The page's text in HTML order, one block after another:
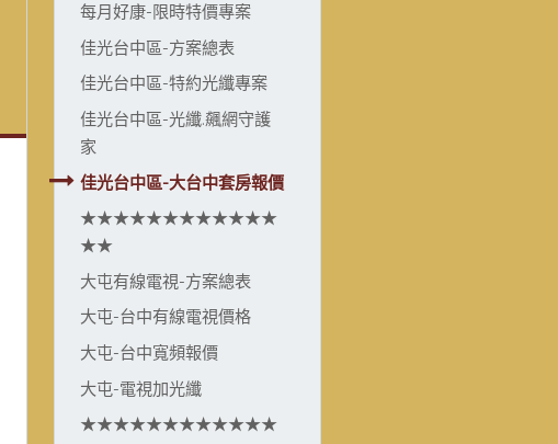
每月好康-限時特價專案
佳光台中區-方案總表
佳光台中區-特約光纖專案
佳光台中區-光纖.飆網守護
家
佳光台中區-大台中套房報價
★★★★★★★★★★★★
★★
大屯有線電視-方案總表
大屯-台中有線電視價格
大屯-台中寬頻報價
大屯-電視加光纖
★★★★★★★★★★★★